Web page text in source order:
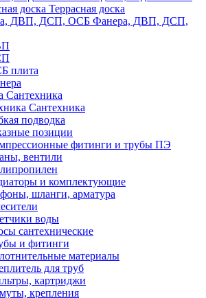
Террасная доска
Фанера, ДВП, ДСП,
плита
Сантехника
Сантехника
подводка
позиции
фитинги и трубы ПЭ
вентили
и комплектующие
шланги, арматура
воды
сантехнические
и фитинги
материалы
для труб
картриджи
крепления